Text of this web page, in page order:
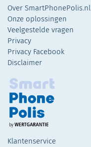
Over SmartPhonePolis.nl
Onze oplossingen
Veelgestelde vragen
Privacy
Privacy Facebook
Disclaimer
Klantenservice